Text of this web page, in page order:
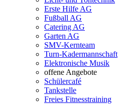
Erste Hilfe AG
Fußball AG
Catering AG
Garten AG
SMV-Kernteam
Turn-Kadermannschaft
Elektronische Musik
offene Angebote
Schülercafé
Tankstelle
Freies Fitnesstraining